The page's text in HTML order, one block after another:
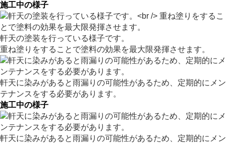
施工中の様子
軒天の塗装を行っている様子です。
重ね塗りをすることで塗料の効果を最大限発揮させます。
軒天に染みがあると雨漏りの可能性があるため、定期的にメン
テナンスをする必要があります。
施工中の様子
軒天に染みがあると雨漏りの可能性があるため、定期的にメン